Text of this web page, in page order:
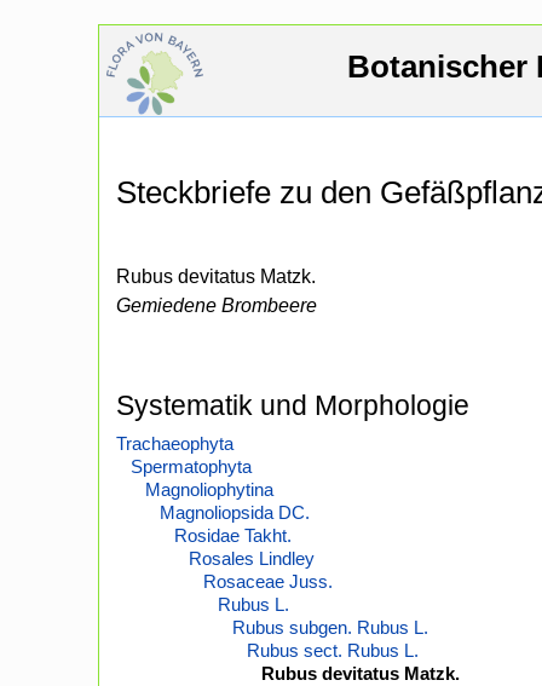
Botanischer
Steckbriefe zu den
Rubus devitatus Matzk.
Gemiedene Brombeere
Systematik und Morphologie
Trachaeophyta
Spermatophyta
Magnoliophytina
Magnoliopsida DC.
Rosidae Takht.
Rosales Lindley
Rosaceae Juss.
Rubus L.
Rubus subgen. Rubus L.
Rubus sect. Rubus L.
Rubus devitatus Matzk.